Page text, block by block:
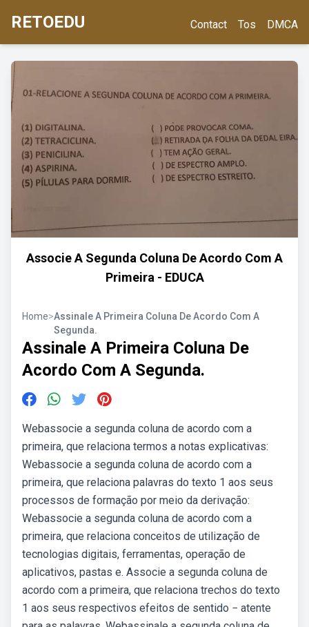
RETOEDU Contact Tos DMCA
Associe A Segunda Coluna De Acordo Com A
Primeira - EDUCA
Home>Assinale A Primeira Coluna De Acordo Com A
Segunda.
Assinale A Primeira Coluna De
Acordo Com A Segunda.
Webassocie a segunda coluna de acordo com a
primeira, que relaciona termos a notas explicativas:
Webassocie a segunda coluna de acordo com a
primeira, que relaciona palavras do texto 1 aos seus
processos de formação por meio da derivação:
Webassocie a segunda coluna de acordo com a
primeira, que relaciona conceitos de utilização de
tecnologias digitais, ferramentas, operação de
aplicativos, pastas e. Associe a segunda coluna de
acordo com a primeira, que relaciona trechos do texto
1 aos seus respectivos efeitos de sentido − atente